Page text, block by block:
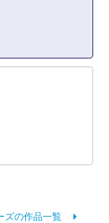
ズの作品一覧